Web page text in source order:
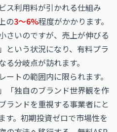
ス利用料が引かれる仕組み
の3〜6%程度がかかります。
さいのですが、売上が伸びる
という状況になり、有料プラ
分岐点が訪れます。
トの範囲内に限られます。
「独自のブランド世界観を作
ランドを重視する事業者にと
す。初期投資ゼロで市場性を